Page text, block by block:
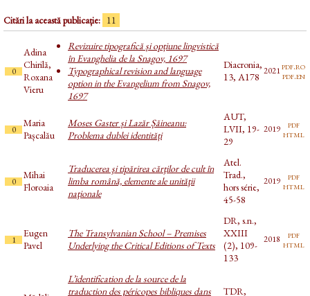
Citări la această publicație: 11
0
Adina
Chirilă,
Roxana
Vieru
Revizuire tipografică și opțiune lingvistică
în Evanghelia de la Snagov, 1697
Typographical revision and language
option in the Evangelium from Snagov,
1697
Diacronia,
13, A178 2021pdf.ro
pdf.en
0
Maria
Pașcalău
Moses Gaster și Lazăr Șăineanu:
Problema dublei identități
AUT,
LVII, 19-
29
2019 pdf
html
0
Mihai
Floroaia
Traducerea şi tipărirea cărţilor de cult în
limba română, elemente ale unităţii
naţionale
Atel.
Trad.,
hors série,
45-58
2019 pdf
html
1
Eugen
Pavel
The Transylvanian School – Premises
Underlying the Critical Editions of Texts
DR, s.n.,
XXIII
(2), 109-
133
2018 pdf
html
L’identification de la source de la
traduction des péricopes bibliques dans
TDR,